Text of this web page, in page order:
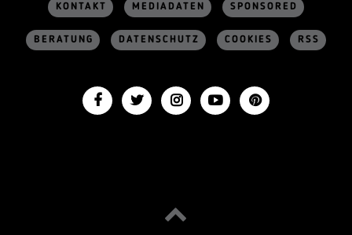
KONTAKT MEDIADATEN SPONSORED
BERATUNG DATENSCHUTZ COOKIES RSS